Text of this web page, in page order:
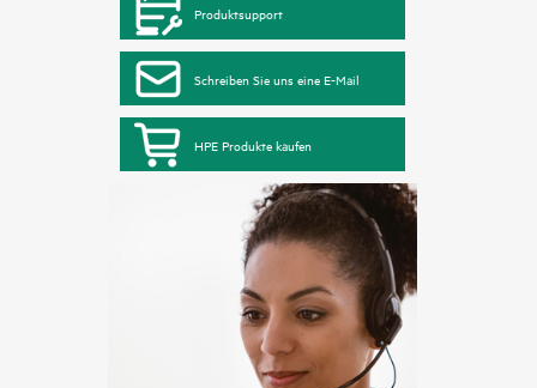
Produktsupport
Schreiben Sie uns eine E-Mail
HPE Produkte kaufen